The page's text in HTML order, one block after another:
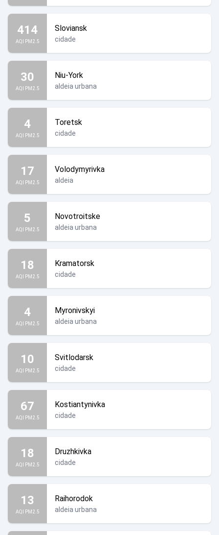
414
AQI PM2.5
Sloviansk
cidade
30
AQI PM2.5
Niu-York
aldeia urbana
4
AQI PM2.5
Toretsk
cidade
17
AQI PM2.5
Volodymyrivka
aldeia
5
AQI PM2.5
Novotroitske
aldeia urbana
18
AQI PM2.5
Kramatorsk
cidade
4
AQI PM2.5
Myronivskyi
aldeia urbana
10
AQI PM2.5
Svitlodarsk
cidade
67
AQI PM2.5
Kostiantynivka
cidade
18
AQI PM2.5
Druzhkivka
cidade
13
AQI PM2.5
Raihorodok
aldeia urbana